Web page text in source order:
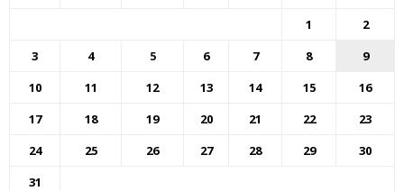
1
2
3
4 5 6 7 8
9
10
11 12 13 14 15
16
17
18 19 20 21 22
23
24
25 26 27 28 29
30
31